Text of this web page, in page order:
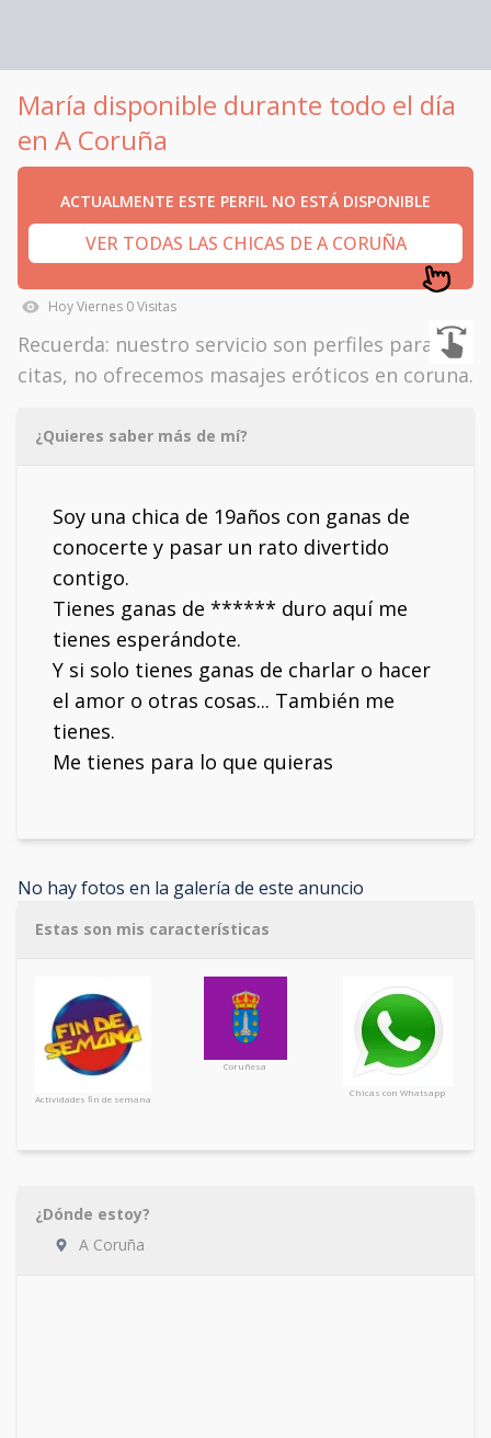
María disponible durante todo el día
en A Coruña
ACTUALMENTE ESTE PERFIL NO ESTÁ DISPONIBLE
VER TODAS LAS CHICAS DE A CORUÑA
HoyViernes 0Visitas
Recuerda: nuestro servicio son perfiles para
citas, no ofrecemos masajes eróticos en coruna.
¿Quieres saber más de mí?
Soy una chica de 19años con ganas de
conocerte y pasar un rato divertido
contigo.
Tienes ganas de ****** duro aquí me
tienes esperándote.
Y si solo tienes ganas de charlar o hacer
el amor o otras cosas... También me
tienes.
Me tienes para lo que quieras
No hay fotos en la galería de este anuncio
Estas son mis características
Actividades fin de semana
Coruñesa
Chicas con Whatsapp
¿Dónde estoy?
A Coruña